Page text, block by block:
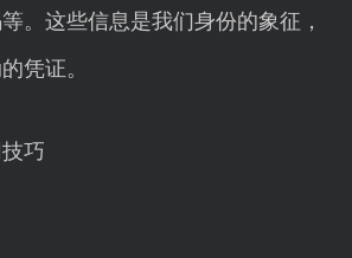
。这些信息是我们身份的象征，
凭证。
巧